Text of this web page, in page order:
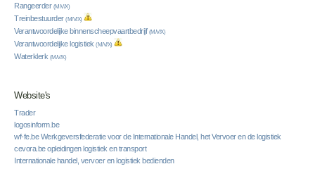
Rangeerder (M/V/X)
Treinbestuurder (M/V/X)
Verantwoordelijke binnenscheepvaartbedrijf (M/V/X)
Verantwoordelijke logistiek (M/V/X)
Waterklerk (M/V/X)
Website's
Trader
logosinform.be
wf-fe.be Werkgeversfederatie voor de Internationale Handel, het Vervoer en de logistiek
cevora.be opleidingen logistiek en transport
Internationale handel, vervoer en logistiek bedienden